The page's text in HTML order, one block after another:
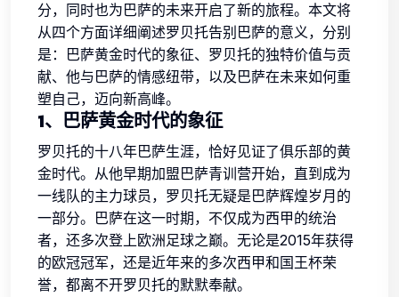
分，同时也为巴萨的未来开启了新的旅程。本文将
从四个方面详细阐述罗贝托告别巴萨的意义，分别
是：巴萨黄金时代的象征、罗贝托的独特价值与贡
献、他与巴萨的情感纽带，以及巴萨在未来如何重
塑自己，迈向新高峰。
1、巴萨黄金时代的象征
罗贝托的十八年巴萨生涯，恰好见证了俱乐部的黄
金时代。从他早期加盟巴萨青训营开始，直到成为
一线队的主力球员，罗贝托无疑是巴萨辉煌岁月的
一部分。巴萨在这一时期，不仅成为西甲的统治
者，还多次登上欧洲足球之巅。无论是2015年获得
的欧冠冠军，还是近年来的多次西甲和国王杯荣
誉，都离不开罗贝托的默默奉献。